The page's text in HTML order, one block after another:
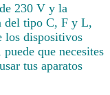
230 V y la
del tipo C, F y L,
los dispositivos
que necesites
tus aparatos